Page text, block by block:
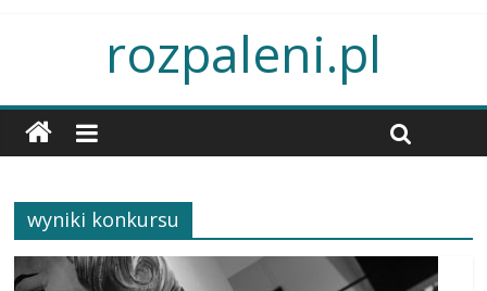
rozpaleni.pl
wyniki konkursu